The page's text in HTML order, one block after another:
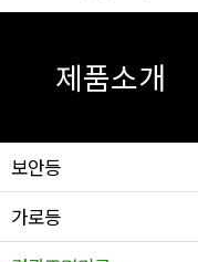
제품소개
보안등
가로등